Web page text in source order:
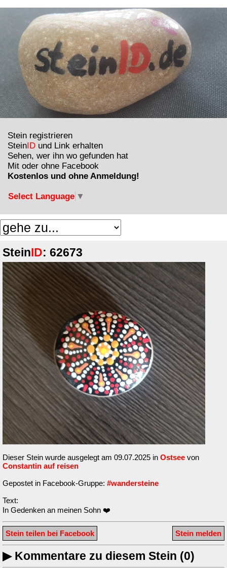
Stein registrieren
Stein ID und Link erhalten
Sehen, wer ihn wo gefunden hat
Mit oder ohne Facebook
Kostenlos und ohne Anmeldung!
Select Language ▼
Stein ID: 62673
Dieser Stein wurde ausgelegt am 09.07.2025 in Ostsee von
Constantin auf reisen
Gepostet in Facebook-Gruppe: #wandersteine
Text:
In Gedenken an meinen Sohn ❤️
Stein melden
Stein teilen bei Facebook
▶Kommentare zu diesem Stein (0)